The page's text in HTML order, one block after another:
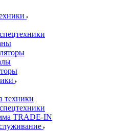
техники
TRADE-IN